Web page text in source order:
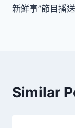
新鮮事”節目播
Similar